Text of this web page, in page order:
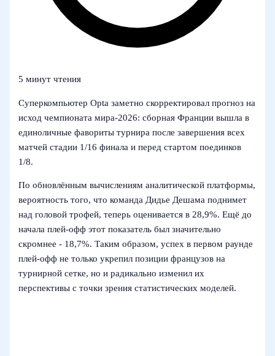
5 минут чтения
Суперкомпьютер Opta заметно скорректировал прогноз на
исход чемпионата мира‑2026: сборная Франции вышла в
единоличные фавориты турнира после завершения всех
матчей стадии 1/16 финала и перед стартом поединков
1/8.
По обновлённым вычислениям аналитической платформы,
вероятность того, что команда Дидье Дешама поднимет
над головой трофей, теперь оценивается в 28,9%. Ещё до
начала плей‑офф этот показатель был значительно
скромнее - 18,7%. Таким образом, успех в первом раунде
плей‑офф не только укрепил позиции французов на
турнирной сетке, но и радикально изменил их
перспективы с точки зрения статистических моделей.